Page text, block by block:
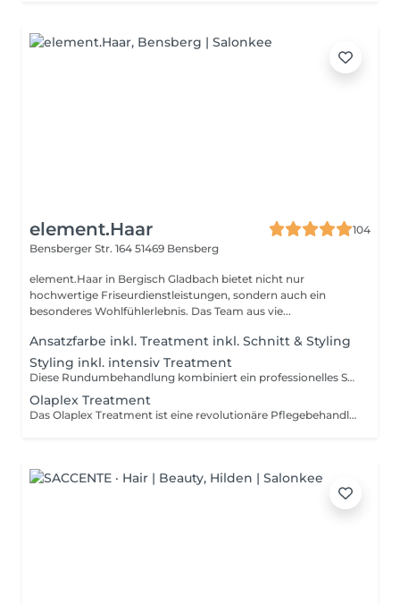
element.Haar
104
Bensberger Str. 164 51469 Bensberg
element.Haar in Bergisch Gladbach bietet nicht nur
hochwertige Friseurdienstleistungen, sondern auch ein
besonderes Wohlfühlerlebnis. Das Team aus vie...
Ansatzfarbe inkl. Treatment inkl. Schnitt & Styling
Styling inkl. intensiv Treatment
Diese Rundumbehandlung kombiniert ein professionelles Styling mit einem pflegenden Intensiv-Treatment für dein Haar. Zuerst wird dein Haar tiefenwirksam gepflegt, um es mit Feuchtigkeit und Nährstoffen zu versorgen. Anschließend wird es gestylt, ob glatt, voluminös oder lockig ganz nach deinen Wünschen. Das Intensiv-Treatment sorgt für gesundes, glänzendes Haar, das bereit ist für jedes Styling. Buche jetzt deinen Termin und gönne deinem Haar eine intensive Pflege und ein perfektes Styling!
Olaplex Treatment
Das Olaplex Treatment ist eine revolutionäre Pflegebehandlung, die geschädigtes Haar von innen heraus repariert. Sie stärkt die Haarstruktur, indem sie gebrochene Disulfidbrücken im Haar wieder aufbaut, die durch chemische Behandlungen, Hitze oder Umwelteinflüsse geschädigt wurden. Das Ergebnis ist kräftigeres, gesünderes und glänzenderes Haar, das sichtbar revitalisiert wird. Buche jetzt deinen Termin und erlebe die regenerierende Kraft von Olaplex für gesundes, gestärktes Haar!